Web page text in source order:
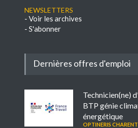
NEWSLETTERS
- Voir les archives
- S'abonner
Dernières offres d'emploi
Technicien(ne)
BTP génie
énergétique
OPTINERIS